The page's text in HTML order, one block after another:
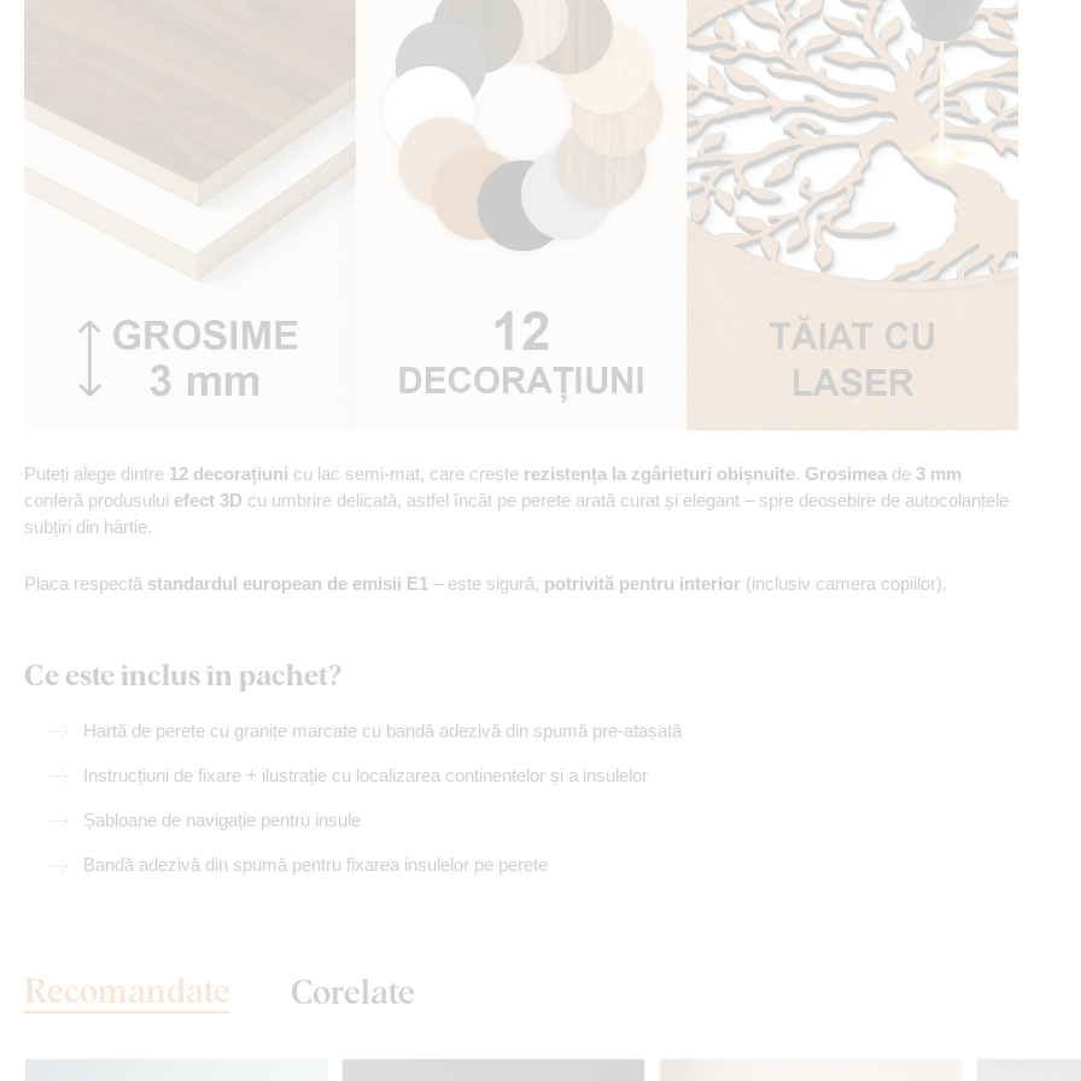
Puteți alege dintre 12 decorațiuni cu lac semi-mat, care crește rezistența la zgârieturi obișnuite. Grosimea de 3 mm
conferă produsului efect 3D cu umbrire delicată, astfel încât pe perete arată curat și elegant – spre deosebire de autocolantele
subțiri din hârtie.
Placa respectă standardul european de emisii E1 – este sigură, potrivită pentru interior (inclusiv camera copiilor).
Ce este inclus în pachet?
Hartă de perete cu granițe marcate cu bandă adezivă din spumă pre-atașată
Instrucțiuni de fixare + ilustrație cu localizarea continentelor și a insulelor
Șabloane de navigație pentru insule
Bandă adezivă din spumă pentru fixarea insulelor pe perete
Recomandate Corelate